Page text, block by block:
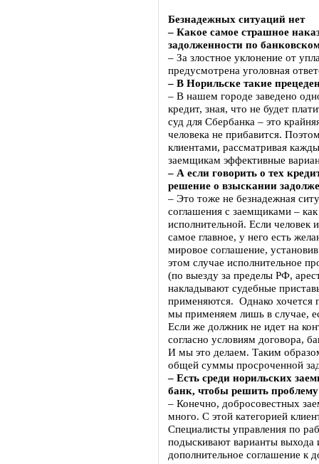
Безнадежных ситуаций нет
– Какое самое страшное
задолженности по
– За злостное уклонение от
предусмотрена уголовная
– В Норильске такие
– В нашем городе заведено
кредит, зная, что не будет
суд для Сбербанка – это
человека не прибавится.
клиентами, рассматривая
заемщикам эффективные
– А если говорить о тех
решение о взыскании
– Это тоже не безнадежная
соглашения с заемщиками –
исполнительной. Если человек
самое главное, у него есть
мировое соглашение,
этом случае исполнительное
(по выезду за пределы РФ,
накладывают судебные
применяются. Однако хочется
мы применяем лишь в случае,
Если же должник не идет на
согласно условиям договора,
И мы это делаем. Таким
общей суммы просроченной
– Есть среди норильских
банк, чтобы решить
– Конечно, добросовестных
много. С этой категорией
Специалисты управления по
подыскивают варианты выхода
дополнительное соглашение к